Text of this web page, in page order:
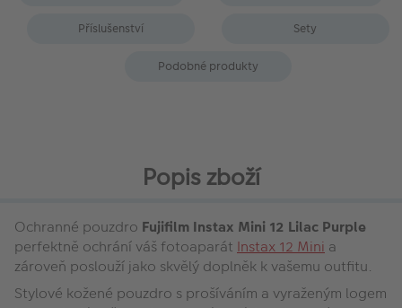
Příslušenství Sety
Podobné produkty
Popis zboží
Ochranné pouzdro Fujifilm Instax Mini 12 Lilac Purple
perfektně ochrání váš fotoaparát Instax 12 Mini a
zároveň poslouží jako skvělý doplněk k vašemu outfitu.
Stylové kožené pouzdro s prošíváním a vyraženým logem